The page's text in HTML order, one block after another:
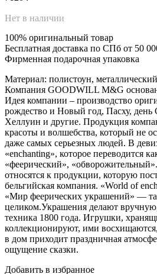
Нет в наличии
100% оригинальный товар
Бесплатная доставка по СПб от 50
Фирменная подарочная упаковка
Материал: полистоун,
Компания GOODWILL M&G
Идея компании – производство
рождество и Новый год, Пасху, день
Хеллуин и другие. Продукция
красоты и волшебства, который не
даже самых серьезных людей. В
«enchanting», которое переводится
«феерический»,
относятся к продукции, которую
бельгийская компания. «World of
«Мир феерических украшений» —
целиком.Украшения делают
техника 1800 года. Игрушки,
коллекционируют, ими
в дом приходит праздничная
ощущение сказки.
Добавить в избранное